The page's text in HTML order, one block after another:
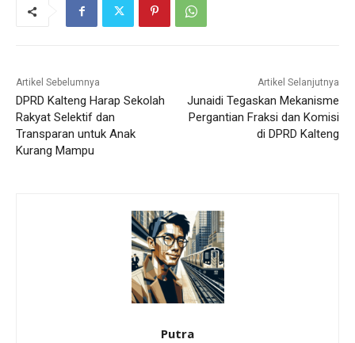
Artikel Sebelumnya
DPRD Kalteng Harap Sekolah
Rakyat Selektif dan
Transparan untuk Anak
Kurang Mampu
Artikel Selanjutnya
Junaidi Tegaskan Mekanisme
Pergantian Fraksi dan Komisi
di DPRD Kalteng
Putra